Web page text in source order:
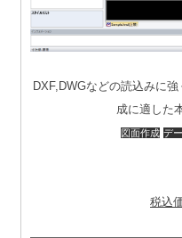
DXF,DWGなどの読込みに
成に適した
図面作成 デ
税込